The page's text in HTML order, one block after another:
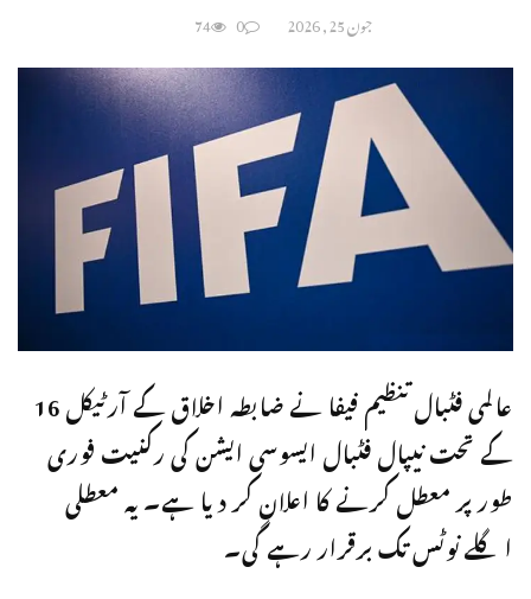
جون 25, 2026 0
74
عالمی فٹبال تنظیم فیفا نے ضابطہ اخلاق کے آرٹیکل 16
کے تحت نیپال فٹبال ایسوسی ایشن کی رکنیت فوری
طور پر معطل کرنے کا اعلان کر دیا ہے۔ یہ معطلی
اگلے نوٹس تک برقرار رہے گی۔